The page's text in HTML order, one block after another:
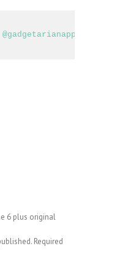
@gadgetarianapple
6 plus original
Required